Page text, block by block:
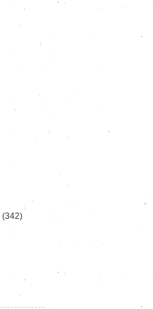
(342)